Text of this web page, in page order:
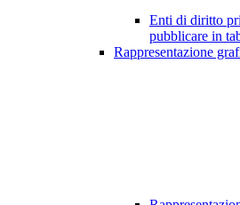
Enti di diritto
pubblicare in
Rappresentazione